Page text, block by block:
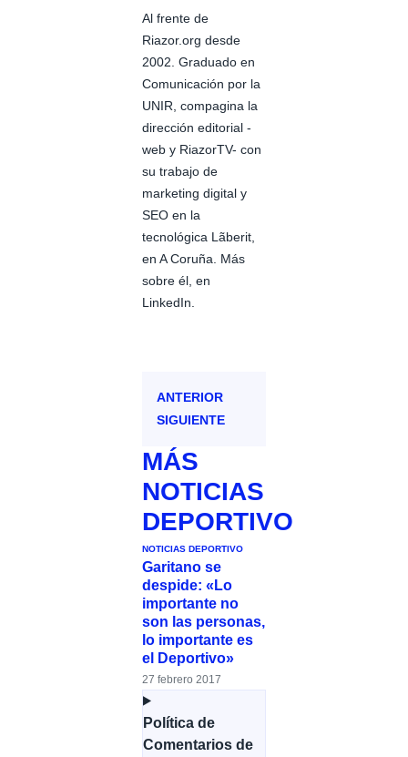
Al frente de
Riazor.org desde
2002. Graduado en
Comunicación por la
UNIR, compagina la
dirección editorial -
web y RiazorTV- con
su trabajo de
marketing digital y
SEO en la
tecnológica Lãberit,
en A Coruña. Más
sobre él, en
LinkedIn.
ANTERIOR
SIGUIENTE
MÁS
NOTICIAS
DEPORTIVO
NOTICIAS DEPORTIVO
Garitano se
despide: «Lo
importante no
son las personas,
lo importante es
el Deportivo»
27 febrero 2017
Política de
Comentarios de